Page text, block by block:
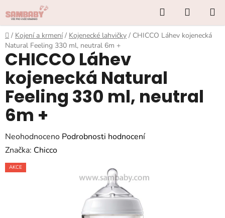
na
obsah
Hledat
KOŠÍK
Domů
/ Kojení a krmení / Kojenecké lahvičky / CHICCO Láhev kojenecká
Natural Feeling 330 ml, neutral 6m +
CHICCO Láhev
kojenecká Natural
Feeling 330 ml, neutral
6m +
Průměrné
hodnocení
produktu
Neohodnoceno Podrobnosti hodnocení
Značka: Chicco
AKCE